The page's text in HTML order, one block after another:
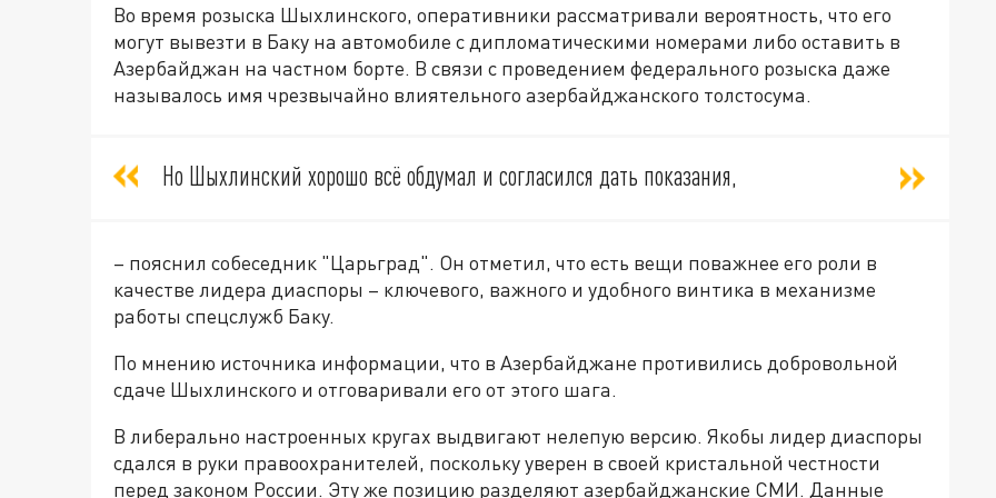
Во время розыска Шыхлинского, оперативники рассматривали вероятность, что его
могут вывезти в Баку на автомобиле с дипломатическими номерами либо оставить в
Азербайджан на частном борте. В связи с проведением федерального розыска даже
называлось имя чрезвычайно влиятельного азербайджанского толстосума.
Но Шыхлинский хорошо всё обдумал и согласился дать показания,
– пояснил собеседник "Царьград". Он отметил, что есть вещи поважнее его роли в
качестве лидера диаспоры – ключевого, важного и удобного винтика в механизме
работы спецслужб Баку.
По мнению источника информации, что в Азербайджане противились добровольной
сдаче Шыхлинского и отговаривали его от этого шага.
В либерально настроенных кругах выдвигают нелепую версию. Якобы лидер диаспоры
сдался в руки правоохранителей, поскольку уверен в своей кристальной честности
перед законом России. Эту же позицию разделяют азербайджанские СМИ. Данные